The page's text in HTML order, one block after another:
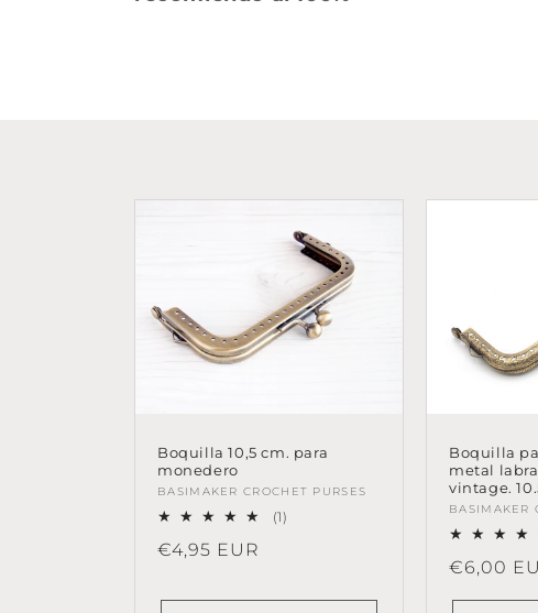
:
Boquilla 10,5 cm. para
monedero
Proveedor:
BASIMAKER CROCHET PURSES
(1)
Precio
€4,95 EUR
Boquilla
metal
vintage.
BASIMAKER
Precio
€6,00